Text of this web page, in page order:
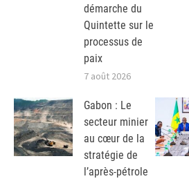
démarche du
Quintette sur le
processus de
paix
7 août 2026
Gabon : Le
secteur minier
au cœur de la
stratégie de
l’après-pétrole